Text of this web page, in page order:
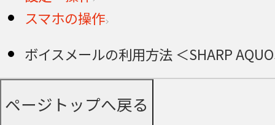
スマホの操作
ボイスメールの利用方法 ＜SHARP
ページトップへ戻る